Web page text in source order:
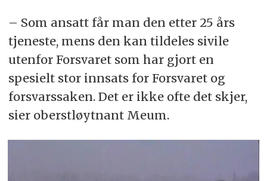
– Som ansatt får man den etter 25 års
tjeneste, mens den kan tildeles sivile
utenfor Forsvaret som har gjort en
spesielt stor innsats for Forsvaret og
forsvarssaken. Det er ikke ofte det skjer,
sier oberstløytnant Meum.